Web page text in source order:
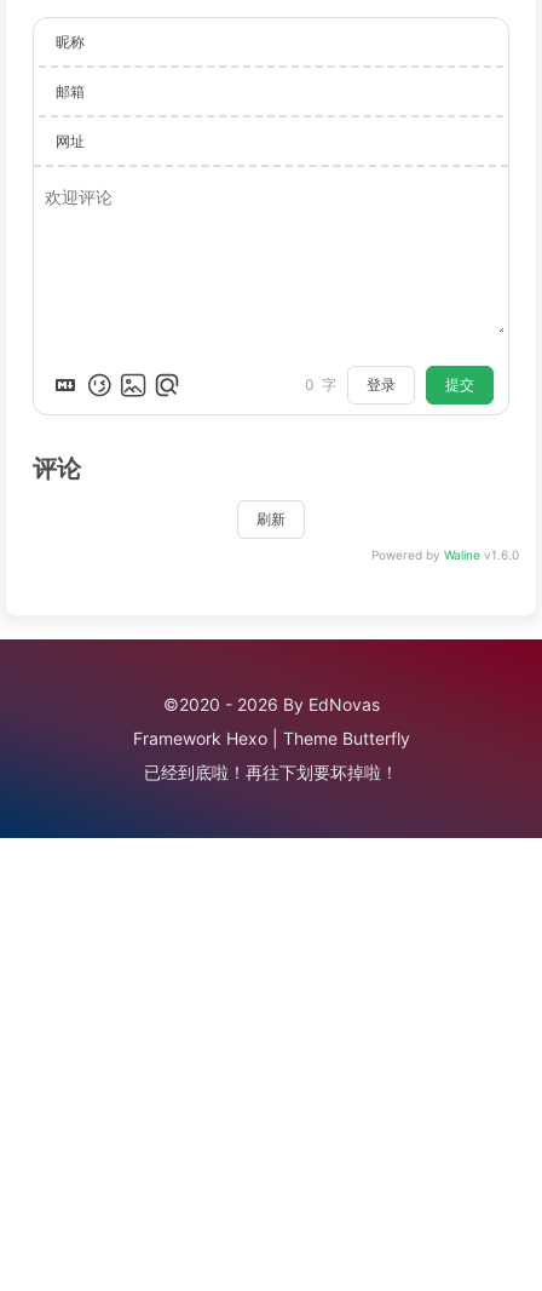
昵称
邮箱
网址
0 字 登录 提交
评论
刷新
Powered by Waline v1.6.0
©2020 - 2026 By EdNovas
Framework Hexo Theme Butterfly
已经到底啦！再往下划要坏掉啦！